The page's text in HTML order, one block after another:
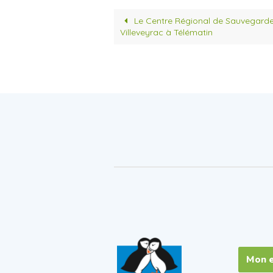
o
o
e
r
Le Centre Régional de
Villeveyrac à Télématin
Mon